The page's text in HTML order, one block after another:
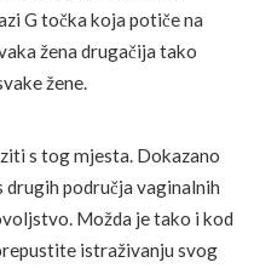
G točka koja potiče na
žena drugačija tako
žene.
s tog mjesta. Dokazano
područja vaginalnih
Možda je tako i kod
istraživanju svog